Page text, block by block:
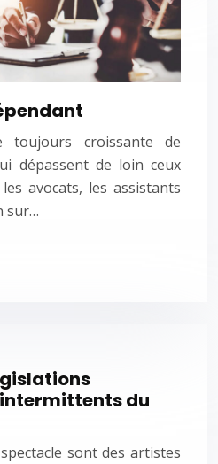
toujours croissante de
dépassent de loin ceux
avocats, les assistants
sur…
du
sont des artistes